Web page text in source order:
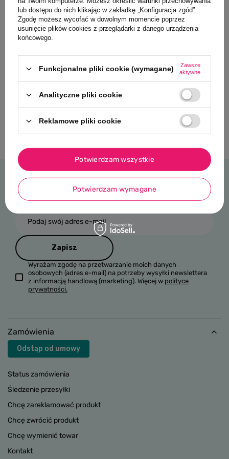
NEWSLETTER
Podaj swój adres e-mail
Zapisz
Wyrażam zgodę na przetwarzanie moich danych
osobowych (adres e-mail) na potrzeby wysyłki newslettera
z informacją handlową (marketing). Więcej w polityce
prywatności.
Zamówienia
Odstąp od umowy
Status zamówienia
Śledzenie przesyłki
Chcę zareklamować produkt
Chcę zwrócić produkt
Chcę wymienić towar
Kontakt
lub dostępu do nich klikając w zakładkę „Konfiguracja zgód”.
Zgodę możesz wycofać w dowolnym momencie poprzez
usunięcie plików cookies z przeglądarki z danego urządzenia
końcowego.
Funkcjonalne pliki cookie (wymagane) Zawsze
aktywne
Analityczne pliki cookie
Reklamowe pliki cookie
Potwierdzam wymagane
Potwierdzam wszystkie